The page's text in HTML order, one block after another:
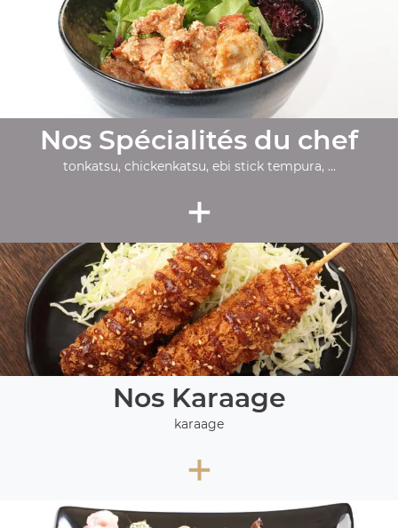
Nos Spécialités du chef
tonkatsu, chickenkatsu, ebi stick tempura, ...
+
Nos Karaage
karaage
+